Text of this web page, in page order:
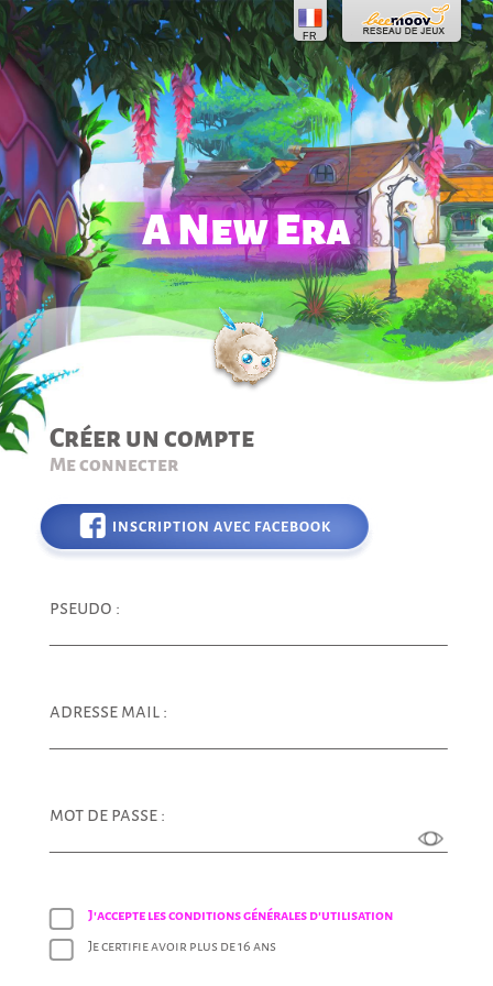
A New Era
Créer un compte
Me connecter
INSCRIPTION AVEC FACEBOOK
pseudo :
adresse mail :
mot de passe :
J'accepte les conditions générales d'utilisation
Je certifie avoir plus de 16 ans
FR